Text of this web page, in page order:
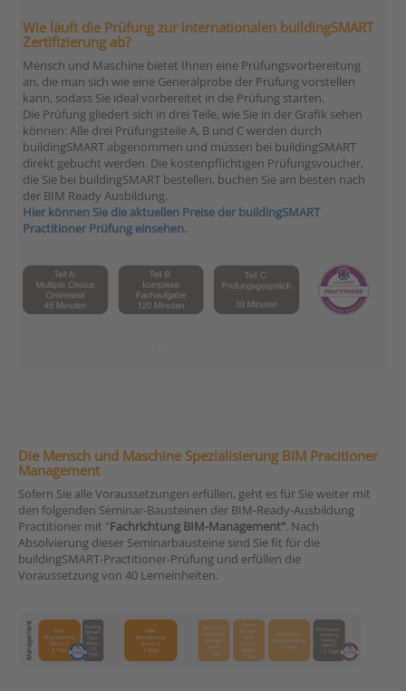
Wie läuft die Prüfung zur internationalen buildingSMART
Zertifizierung ab?
Mensch und Maschine bietet Ihnen eine Prüfungsvorbereitung
an, die man sich wie eine Generalprobe der Prüfung vorstellen
kann, sodass Sie ideal vorbereitet in die Prüfung starten.
Die Prüfung gliedert sich in drei Teile, wie Sie in der Grafik sehen
können: Alle drei Prüfungsteile A, B und C werden durch
buildingSMART abgenommen und müssen bei buildingSMART
direkt gebucht werden. Die kostenpflichtigen Prüfungsvoucher,
die Sie bei buildingSMART bestellen, buchen Sie am besten nach
der BIM Ready Ausbildung.
Hier können Sie die aktuellen Preise der buildingSMART
Practitioner Prüfung einsehen.
Die Mensch und Maschine Spezialisierung BIM Pracitioner
Management
Sofern Sie alle Voraussetzungen erfüllen, geht es für Sie weiter mit
den folgenden Seminar-Bausteinen der BIM-Ready-Ausbildung
Practitioner mit "Fachrichtung BIM-Management". Nach
Absolvierung dieser Seminarbausteine sind Sie fit für die
buildingSMART-Practitioner-Prüfung und erfüllen die
Voraussetzung von 40 Lerneinheiten.